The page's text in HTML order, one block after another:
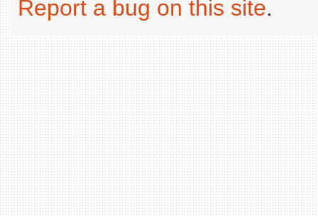
Report a bug on this site.